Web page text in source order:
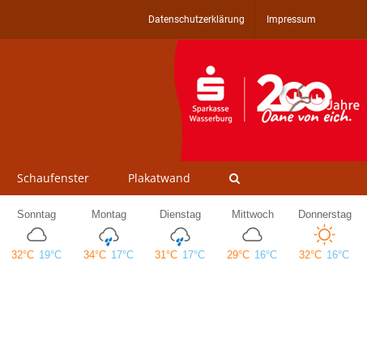
Datenschutzerklärung Impressum
Schaufenster Plakatwand